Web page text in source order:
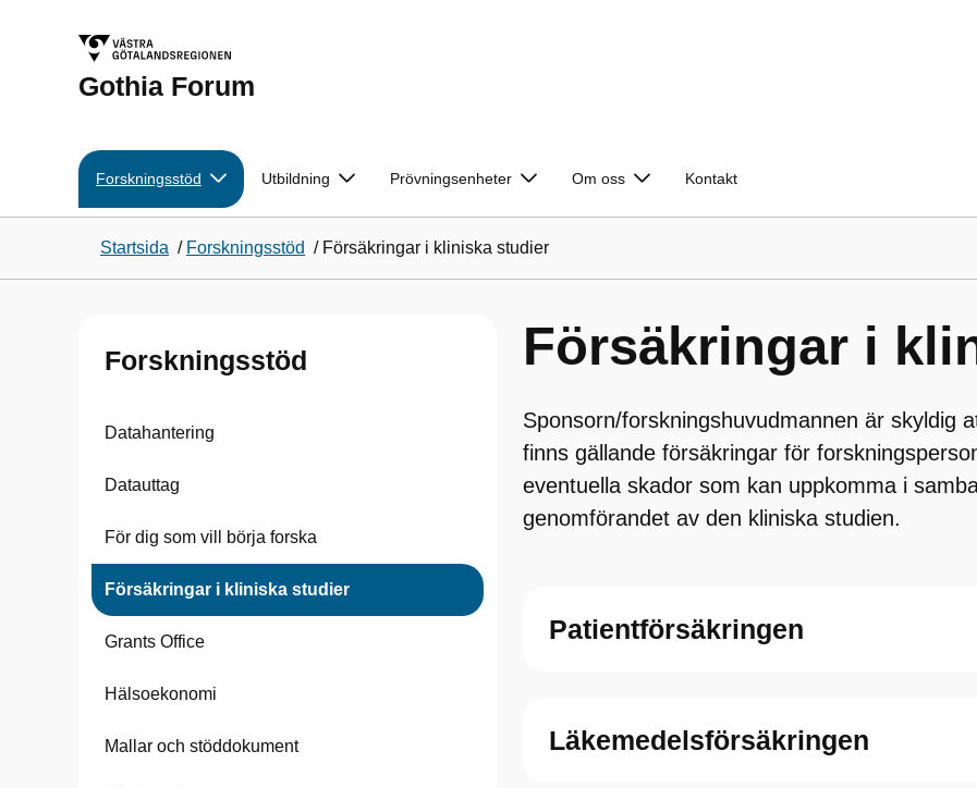
Gothia Forum
Forskningsstöd Utbildning Prövningsenheter Om oss Kontakt
Startsida / Forskningsstöd / Försäkringar i kliniska studier
Forskningsstöd
Datahantering
Datauttag
För dig som vill börja forska
Försäkringar i kliniska studier
Grants Office
Hälsoekonomi
Mallar och stöddokument
Försäkringar i
Sponsorn/forskningshuvudmannen är skyldig
finns gällande försäkringar för
eventuella skador som kan uppkomma i
genomförandet av den kliniska studien.
Patientförsäkringen
Läkemedelsförsäkringen